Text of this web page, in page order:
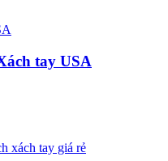
tay USA